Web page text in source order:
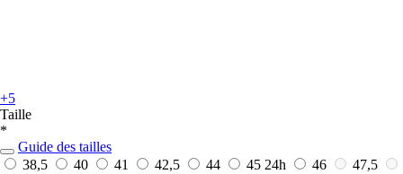
+5
Taille
*
Guide des tailles
38,5
40 41 42,5 44 45 24h 46
47,5